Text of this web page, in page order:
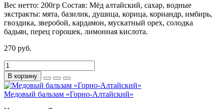
Вес нетто: 200гр Состав: Мёд алтайский, сахар, водные
экстракты: мята, базилик, душица, корица, кориандр, имбирь,
гвоздика, зверобой, кардамон, мускатный орех, солодка
бадьян, перец горошек, лимонная кислота.
270 руб.
В корзину
Медовый бальзам «Горно-Алтайский»